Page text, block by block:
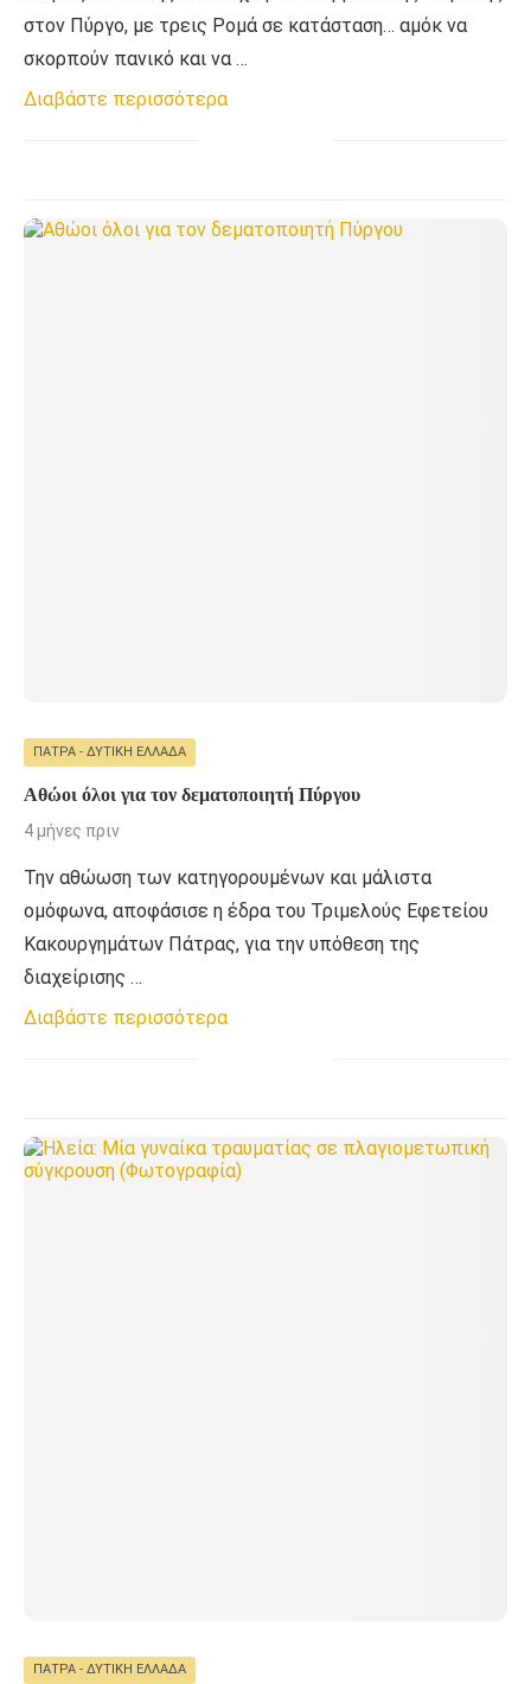
στον Πύργο, με τρεις Ρομά σε κατάσταση… αμόκ να
σκορπούν πανικό και να …
Διαβάστε περισσότερα
ΠΆΤΡΑ - ΔΥΤΙΚΉ ΕΛΛΆΔΑ
Αθώοι όλοι για τον δεματοποιητή Πύργου
4 μήνες πριν
Την αθώωση των κατηγορουμένων και μάλιστα
ομόφωνα, αποφάσισε η έδρα του Τριμελούς Εφετείου
Κακουργημάτων Πάτρας, για την υπόθεση της
διαχείρισης …
Διαβάστε περισσότερα
ΠΆΤΡΑ - ΔΥΤΙΚΉ ΕΛΛΆΔΑ